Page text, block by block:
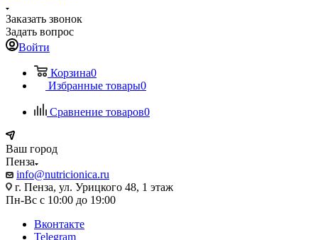
Заказать звонок
Задать вопрос
Войти
Корзина0
Избранные товары0
Сравнение товаров0
Ваш город
Пенза
info@nutricionica.ru
г. Пенза, ул. Урицкого 48, 1 этаж
Пн-Вс с 10:00 до 19:00
Вконтакте
Telegram